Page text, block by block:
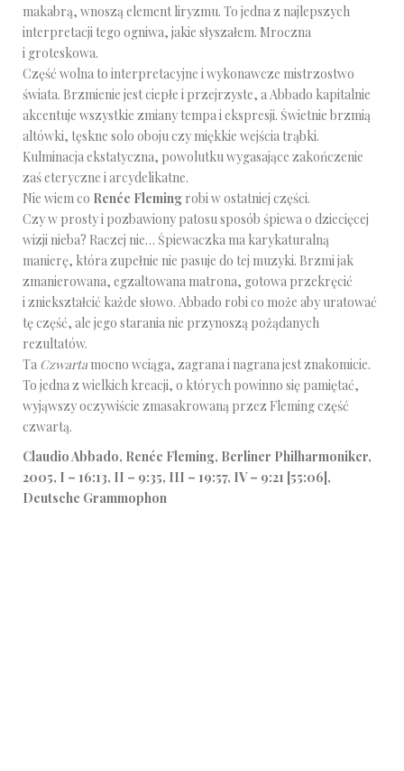
makabrą, wnoszą element liryzmu. To jedna z najlepszych
interpretacji tego ogniwa, jakie słyszałem. Mroczna
i groteskowa.
Część wolna to interpretacyjne i wykonawcze mistrzostwo
świata. Brzmienie jest ciepłe i przejrzyste, a Abbado kapitalnie
akcentuje wszystkie zmiany tempa i ekspresji. Świetnie brzmią
altówki, tęskne solo oboju czy miękkie wejścia trąbki.
Kulminacja ekstatyczna, powolutku wygasające zakończenie
zaś eteryczne i arcydelikatne.
Nie wiem co Renée Fleming robi w ostatniej części.
Czy w prosty i pozbawiony patosu sposób śpiewa o dziecięcej
wizji nieba? Raczej nie… Śpiewaczka ma karykaturalną
manierę, która zupełnie nie pasuje do tej muzyki. Brzmi jak
zmanierowana, egzaltowana matrona, gotowa przekręcić
i zniekształcić każde słowo. Abbado robi co może aby uratować
tę część, ale jego starania nie przynoszą pożądanych
rezultatów.
Ta Czwarta mocno wciąga, zagrana i nagrana jest znakomicie.
To jedna z wielkich kreacji, o których powinno się pamiętać,
wyjąwszy oczywiście zmasakrowaną przez Fleming część
czwartą.
Claudio Abbado, Renée Fleming, Berliner Philharmoniker,
2005, I – 16:13, II – 9:35, III – 19:57, IV – 9:21 [55:06],
Deutsche Grammophon